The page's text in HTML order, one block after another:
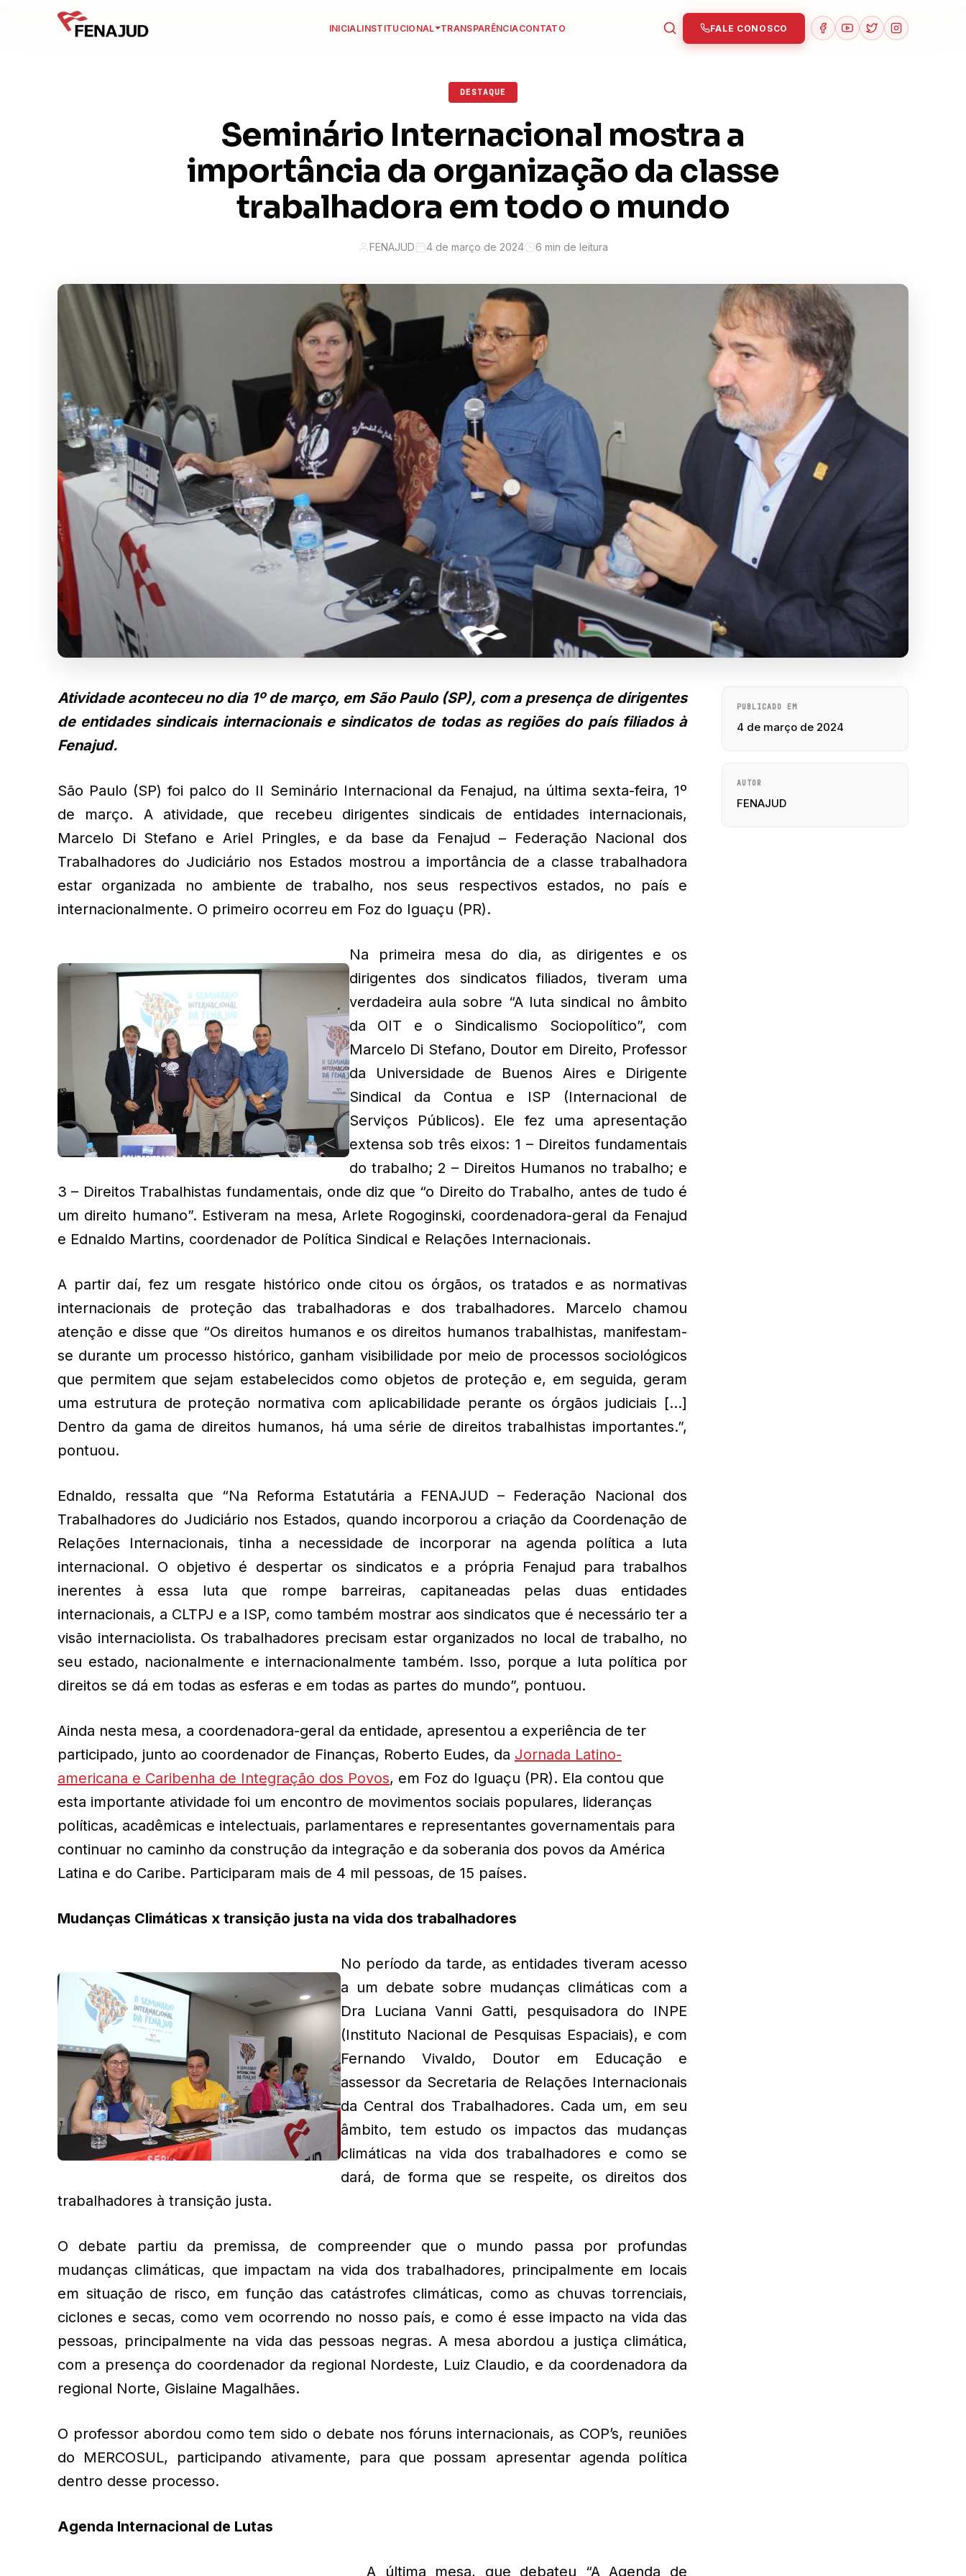
INICIALINSTITUCIONAL TRANSPARÊNCIACONTATO FALE CONOSCO
DESTAQUE
Seminário Internacional mostra a
importância da organização da classe
trabalhadora em todo o mundo
FENAJUD 4 de março de 2024 6 min de leitura
Atividade aconteceu no dia 1º de março, em São Paulo (SP), com a presença de dirigentes
de entidades sindicais internacionais e sindicatos de todas as regiões do país filiados à
Fenajud.
São Paulo (SP) foi palco do II Seminário Internacional da Fenajud, na última sexta-feira, 1º
de março. A atividade, que recebeu dirigentes sindicais de entidades internacionais,
Marcelo Di Stefano e Ariel Pringles, e da base da Fenajud – Federação Nacional dos
Trabalhadores do Judiciário nos Estados mostrou a importância de a classe trabalhadora
estar organizada no ambiente de trabalho, nos seus respectivos estados, no país e
internacionalmente. O primeiro ocorreu em Foz do Iguaçu (PR).
Na primeira mesa do dia, as dirigentes e os
dirigentes dos sindicatos filiados, tiveram uma
verdadeira aula sobre “A luta sindical no âmbito
da OIT e o Sindicalismo Sociopolítico”, com
Marcelo Di Stefano, Doutor em Direito, Professor
da Universidade de Buenos Aires e Dirigente
Sindical da Contua e ISP (Internacional de
Serviços Públicos). Ele fez uma apresentação
extensa sob três eixos: 1 – Direitos fundamentais
do trabalho; 2 – Direitos Humanos no trabalho; e
3 – Direitos Trabalhistas fundamentais, onde diz que “o Direito do Trabalho, antes de tudo é
um direito humano”. Estiveram na mesa, Arlete Rogoginski, coordenadora-geral da Fenajud
e Ednaldo Martins, coordenador de Política Sindical e Relações Internacionais.
A partir daí, fez um resgate histórico onde citou os órgãos, os tratados e as normativas
internacionais de proteção das trabalhadoras e dos trabalhadores. Marcelo chamou
atenção e disse que “Os direitos humanos e os direitos humanos trabalhistas, manifestam-
se durante um processo histórico, ganham visibilidade por meio de processos sociológicos
que permitem que sejam estabelecidos como objetos de proteção e, em seguida, geram
uma estrutura de proteção normativa com aplicabilidade perante os órgãos judiciais […]
Dentro da gama de direitos humanos, há uma série de direitos trabalhistas importantes.”,
pontuou.
Ednaldo, ressalta que “Na Reforma Estatutária a FENAJUD – Federação Nacional dos
Trabalhadores do Judiciário nos Estados, quando incorporou a criação da Coordenação de
Relações Internacionais, tinha a necessidade de incorporar na agenda política a luta
internacional. O objetivo é despertar os sindicatos e a própria Fenajud para trabalhos
inerentes à essa luta que rompe barreiras, capitaneadas pelas duas entidades
internacionais, a CLTPJ e a ISP, como também mostrar aos sindicatos que é necessário ter a
visão internaciolista. Os trabalhadores precisam estar organizados no local de trabalho, no
seu estado, nacionalmente e internacionalmente também. Isso, porque a luta política por
direitos se dá em todas as esferas e em todas as partes do mundo”, pontuou.
Ainda nesta mesa, a coordenadora-geral da entidade, apresentou a experiência de ter
participado, junto ao coordenador de Finanças, Roberto Eudes, da Jornada Latino-
americana e Caribenha de Integração dos Povos, em Foz do Iguaçu (PR). Ela contou que
esta importante atividade foi um encontro de movimentos sociais populares, lideranças
políticas, acadêmicas e intelectuais, parlamentares e representantes governamentais para
continuar no caminho da construção da integração e da soberania dos povos da América
Latina e do Caribe. Participaram mais de 4 mil pessoas, de 15 países.
Mudanças Climáticas x transição justa na vida dos trabalhadores
No período da tarde, as entidades tiveram acesso
a um debate sobre mudanças climáticas com a
Dra Luciana Vanni Gatti, pesquisadora do INPE
(Instituto Nacional de Pesquisas Espaciais), e com
Fernando Vivaldo, Doutor em Educação e
assessor da Secretaria de Relações Internacionais
da Central dos Trabalhadores. Cada um, em seu
âmbito, tem estudo os impactos das mudanças
climáticas na vida dos trabalhadores e como se
dará, de forma que se respeite, os direitos dos
trabalhadores à transição justa.
O debate partiu da premissa, de compreender que o mundo passa por profundas
mudanças climáticas, que impactam na vida dos trabalhadores, principalmente em locais
em situação de risco, em função das catástrofes climáticas, como as chuvas torrenciais,
ciclones e secas, como vem ocorrendo no nosso país, e como é esse impacto na vida das
pessoas, principalmente na vida das pessoas negras. A mesa abordou a justiça climática,
com a presença do coordenador da regional Nordeste, Luiz Claudio, e da coordenadora da
regional Norte, Gislaine Magalhães.
O professor abordou como tem sido o debate nos fóruns internacionais, as COP’s, reuniões
do MERCOSUL, participando ativamente, para que possam apresentar agenda política
dentro desse processo.
Agenda Internacional de Lutas
A última mesa, que debateu “A Agenda de
PUBLICADO EM
4 de março de 2024
AUTOR
FENAJUD